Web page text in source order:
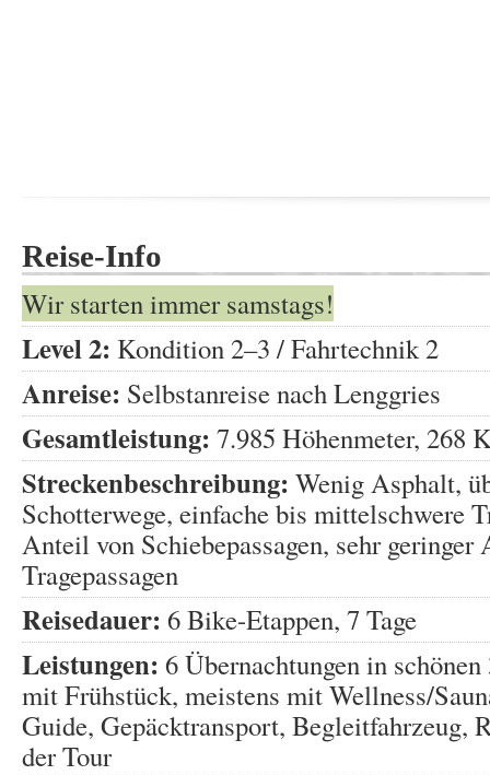
Reise-Info
Wir starten immer samstags!
Level 2: Kondition 2–3 / Fahrtechnik 2
Anreise: Selbstanreise nach Lenggries
Gesamtleistung: 7.985 Höhenmeter, 268
Streckenbeschreibung: Wenig Asphalt,
Schotterwege, einfache bis mittelschwere
Anteil von Schiebepassagen, sehr
Tragepassagen
Reisedauer: 6 Bike-Etappen, 7 Tage
Leistungen: 6 Übernachtungen in
mit Frühstück, meistens mit Wellness/
Guide, Gepäcktransport, Begleitfahrzeug,
der Tour